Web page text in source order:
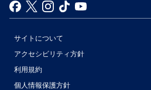
サイトについて
アクセシビリティ方針
利用規約
個人情報保護方針